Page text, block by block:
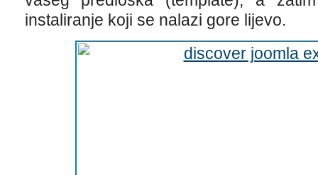
instaliranje koji se nalazi gore lijevo.